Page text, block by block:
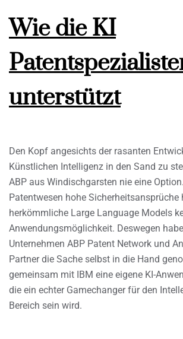
Wie die KI
unterstützt
Den Kopf angesichts der rasanten
Künstlichen Intelligenz in den Sand zu
ABP aus Windischgarsten nie eine
Patentwesen hohe Sicherheitsansprüche
herkömmliche Large Language Models
Anwendungsmöglichkeit. Deswegen
Unternehmen ABP Patent Network und
Partner die Sache selbst in die Hand
gemeinsam mit IBM eine eigene KI-
die ein echter Gamechanger für den
Bereich sein wird.